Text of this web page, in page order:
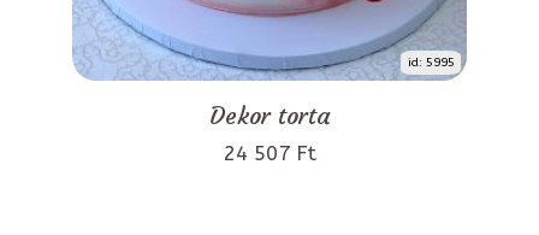
id: 5995
Dekor torta
24 507 Ft